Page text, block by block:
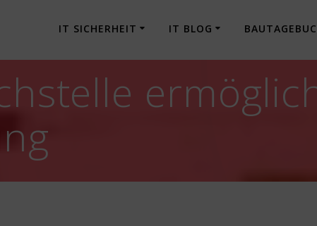
IT SICHERHEIT IT BLOG